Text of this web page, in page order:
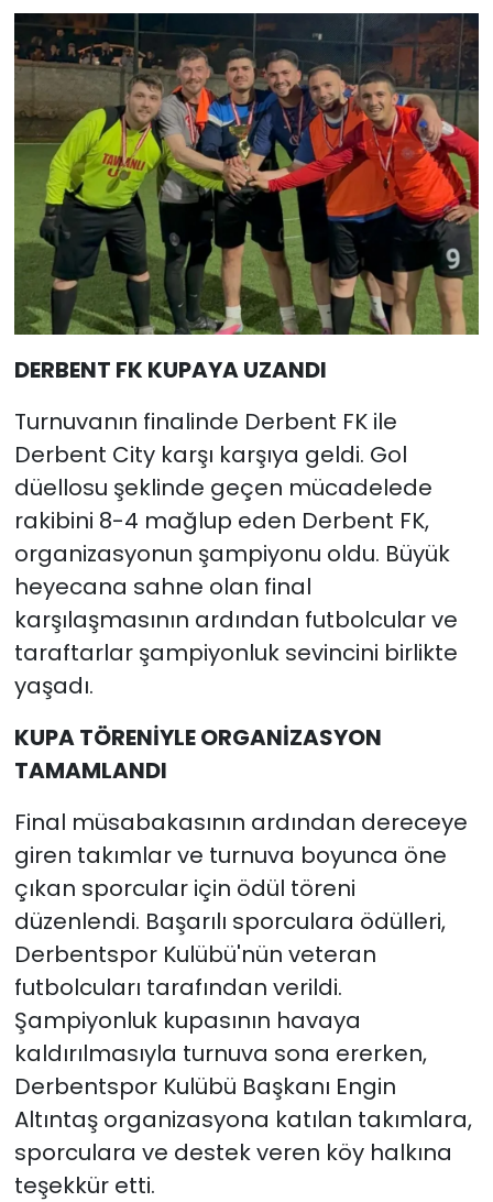
DERBENT FK KUPAYA UZANDI
Turnuvanın finalinde Derbent FK ile
Derbent City karşı karşıya geldi. Gol
düellosu şeklinde geçen mücadelede
rakibini 8-4 mağlup eden Derbent FK,
organizasyonun şampiyonu oldu. Büyük
heyecana sahne olan final
karşılaşmasının ardından futbolcular ve
taraftarlar şampiyonluk sevincini birlikte
yaşadı.
KUPA TÖRENİYLE ORGANİZASYON
TAMAMLANDI
Final müsabakasının ardından dereceye
giren takımlar ve turnuva boyunca öne
çıkan sporcular için ödül töreni
düzenlendi. Başarılı sporculara ödülleri,
Derbentspor Kulübü'nün veteran
futbolcuları tarafından verildi.
Şampiyonluk kupasının havaya
kaldırılmasıyla turnuva sona ererken,
Derbentspor Kulübü Başkanı Engin
Altıntaş organizasyona katılan takımlara,
sporculara ve destek veren köy halkına
teşekkür etti.